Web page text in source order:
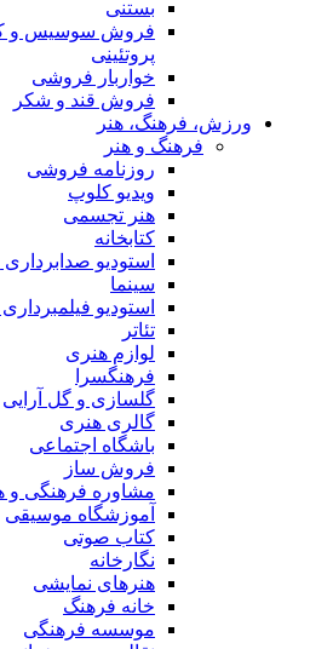
بستنی
فروش سوسیس و
پروتئینی
خواربار فروشی
فروش قند و شکر
ورزش، فرهنگ، هنر
فرهنگ و هنر
روزنامه فروشی
ویدیو کلوپ
هنر تجسمی
کتابخانه
استودیو
سینما
استودیو
تئاتر
لوازم هنری
فرهنگسرا
گلسازی و گل آرایی
گالری هنری
باشگاه اجتماعی
فروش ساز
مشاوره فرهنگی و
آموزشگاه موسیقی
کتاب صوتی
نگارخانه
هنرهای نمایشی
خانه فرهنگ
موسسه فرهنگی